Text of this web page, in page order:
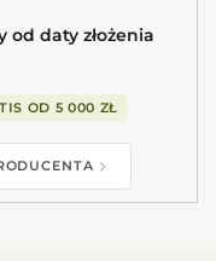
od daty złożenia
OD 5 000 ZŁ